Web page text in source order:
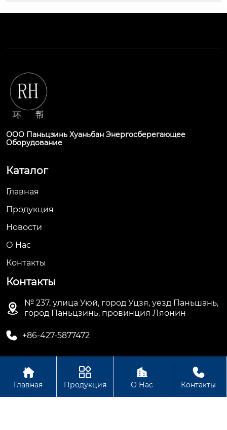
ООО Паньцзинь Хуаньбан Энергосберегающее
Оборудование
Каталог
Главная
Продукция
Новости
О Hас
Контакты
Контакты

№ 237, улица Уюй, город Уцзя, уезд Паньшань,
город Паньцзинь, провинция Ляонин
 +86-427-5877472
Авторское право©ООО Паньцзинь Хуаньбан
Энергосберегающее Оборудование

Главная

Продукция

О Нас

Контакты